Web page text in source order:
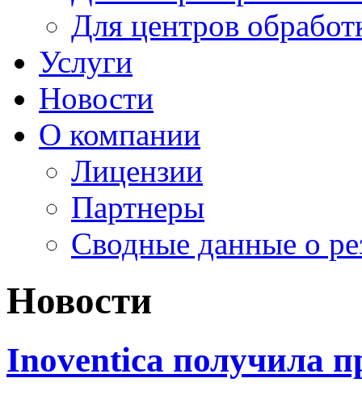
Для центров
Услуги
Новости
О компании
Лицензии
Партнеры
Cводные данные о
Новости
Inoventica получила